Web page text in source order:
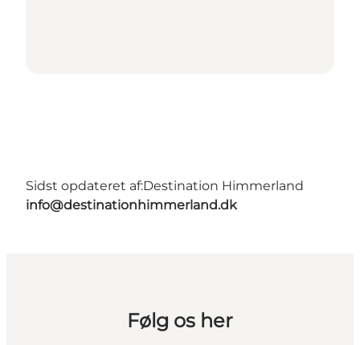
Sidst opdateret af:Destination Himmerland
info@destinationhimmerland.dk
Følg os her